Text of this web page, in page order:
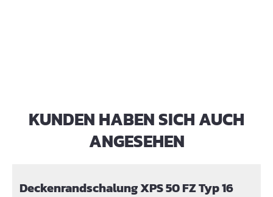
Produktgalerie überspringen
KUNDEN HABEN SICH AUCH
ANGESEHEN
Deckenrandschalung XPS 50 FZ Typ 16